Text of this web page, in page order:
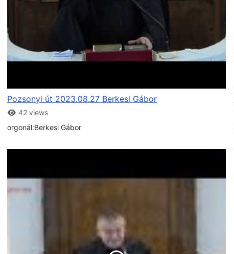
Pozsonyi út 2023.08.27 Berkesi Gábor
42 views
orgonál:Berkesi Gábor